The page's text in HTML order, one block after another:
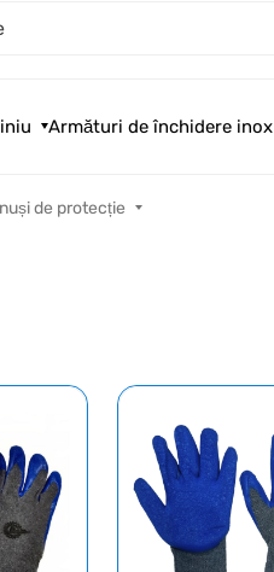
Armături de închidere inox
de protecție